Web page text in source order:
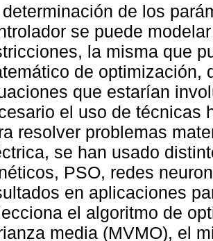
determinación de los
se puede
la misma que
de optimización,
que estarían
el uso de técnicas
resolver problemas
se han usado
PSO, redes
en aplicaciones
el algoritmo de
media (MVMO), el